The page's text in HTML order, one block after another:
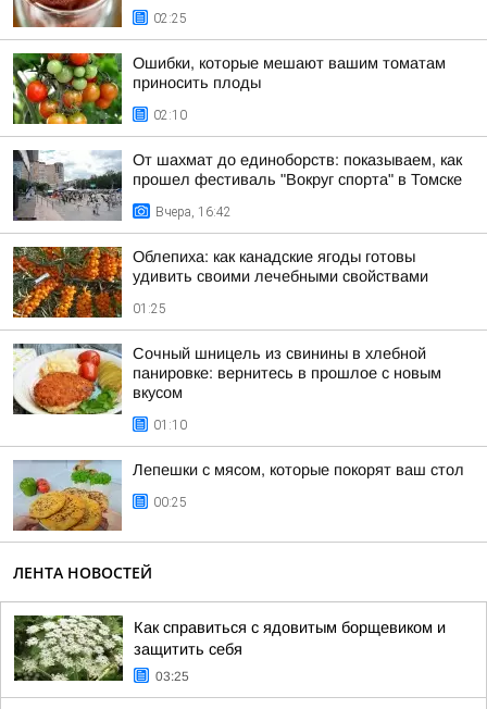
02:25
Ошибки, которые мешают вашим томатам
приносить плоды
02:10
От шахмат до единоборств: показываем, как
прошел фестиваль "Вокруг спорта" в Томске
Вчера, 16:42
Облепиха: как канадские ягоды готовы
удивить своими лечебными свойствами
01:25
Сочный шницель из свинины в хлебной
панировке: вернитесь в прошлое с новым
вкусом
01:10
Лепешки с мясом, которые покорят ваш стол
00:25
ЛЕНТА НОВОСТЕЙ
Как справиться с ядовитым борщевиком и
защитить себя
03:25